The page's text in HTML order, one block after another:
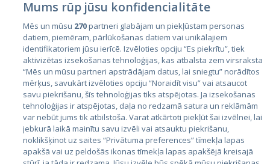
Valstis
Igaunija
Latvija
Lietuva
Mums rūp jūsu konfidencialitāte
Mēs un mūsu 270partneri glabājam un piekļūstam personas
datiem, piemēram, pārlūkošanas datiem vai unikālajiem
identifikatoriem jūsu ierīcē. Izvēloties opciju “Es piekrītu”, tiek
aktivizētas izsekošanas tehnoloģijas, kas atbalsta zem virsraksta
“Mēs un mūsu partneri apstrādājam datus, lai sniegtu” norādītos
mērķus, savukārt izvēloties opciju “Noraidīt visu” vai atsaucot
savu piekrišanu, šīs tehnoloģijas tiks atspējotas. Ja izsekošanas
tehnoloģijas ir atspējotas, daļa no redzamā satura un reklāmām
var nebūt jums tik atbilstoša. Varat atkārtoti piekļūt šai izvēlnei, lai
jebkurā laikā mainītu savu izvēli vai atsauktu piekrišanu,
noklikšķinot uz saites “Privātuma preferences” tīmekļa lapas
apakšā vai uz peldošās ikonas tīmekļa lapas apakšējā kreisajā